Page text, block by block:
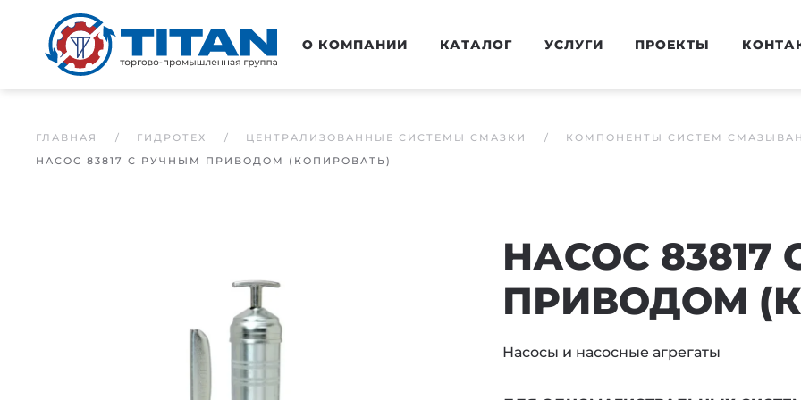
Перейти к основному содержанию О КОМПАНИИ КАТАЛОГ УСЛУГИ ПРОЕКТЫ
ГЛАВНАЯ ГИДРОТЕХ ЦЕНТРАЛИЗОВАННЫЕ СИСТЕМЫ СМАЗКИ КОМПОНЕНТЫ СИСТЕМ
НАСОС 83817 С РУЧНЫМ ПРИВОДОМ (КОПИРОВАТЬ)
НАСОС
ПРИВОДОМ
Насосы и насосные агрегаты